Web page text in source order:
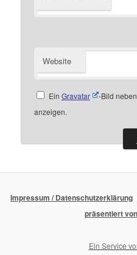
Website
Ein Gravatar
-Bild
anzeigen.
Impressum / Datenschutzerklärung
präsentiert
Ein Service